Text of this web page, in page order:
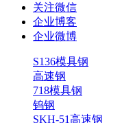
关注微信
企业博客
企业微博
S136模具钢
高速钢
718模具钢
钨钢
SKH-51高速钢